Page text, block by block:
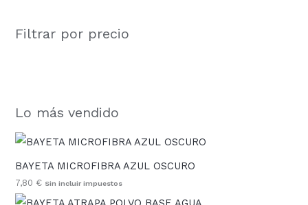
Filtrar por precio
Lo más vendido
BAYETA MICROFIBRA AZUL OSCURO
7,80 € Sin incluir impuestos